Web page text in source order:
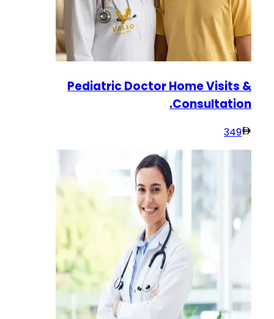
Pediatric Doctor Home Visits &
Consultation.
349